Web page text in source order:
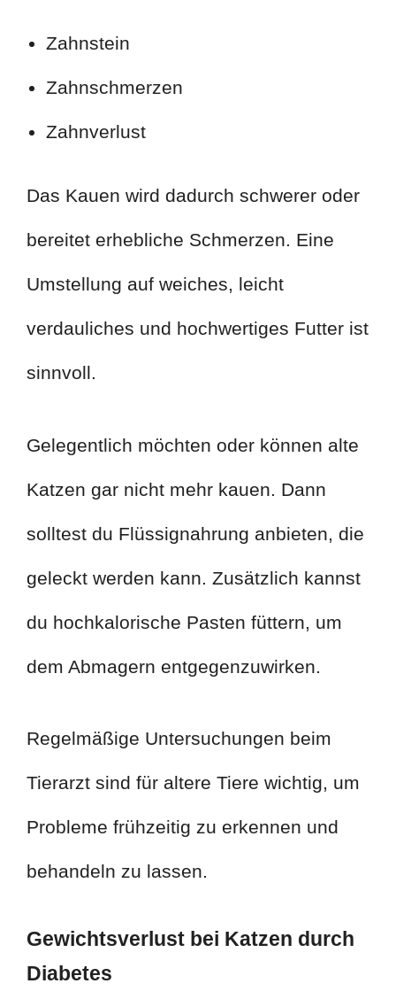
Zahnstein
Zahnschmerzen
Zahnverlust
Das Kauen wird dadurch schwerer oder
bereitet erhebliche Schmerzen. Eine
Umstellung auf weiches, leicht
verdauliches und hochwertiges Futter ist
sinnvoll.
Gelegentlich möchten oder können alte
Katzen gar nicht mehr kauen. Dann
solltest du Flüssignahrung anbieten, die
geleckt werden kann. Zusätzlich kannst
du hochkalorische Pasten füttern, um
dem Abmagern entgegenzuwirken.
Regelmäßige Untersuchungen beim
Tierarzt sind für altere Tiere wichtig, um
Probleme frühzeitig zu erkennen und
behandeln zu lassen.
Gewichtsverlust bei Katzen durch
Diabetes